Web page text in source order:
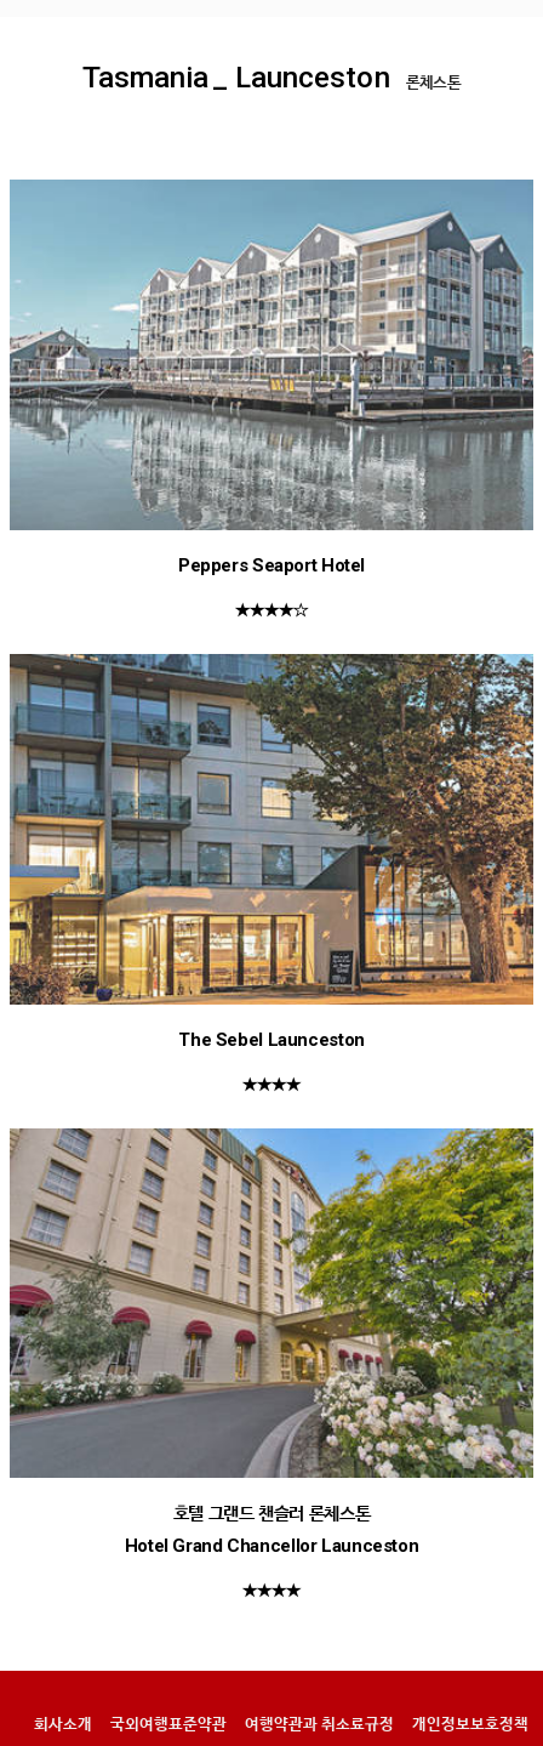
Tasmania_ Launceston 론체스톤
Peppers Seaport Hotel
★★★★☆
The Sebel Launceston
★★★★
호텔 그랜드 챈슬러 론체스톤
Hotel Grand Chancellor Launceston
★★★★
회사소개 국외여행표준약관 여행약관과 취소료규정 개인정보보호정책